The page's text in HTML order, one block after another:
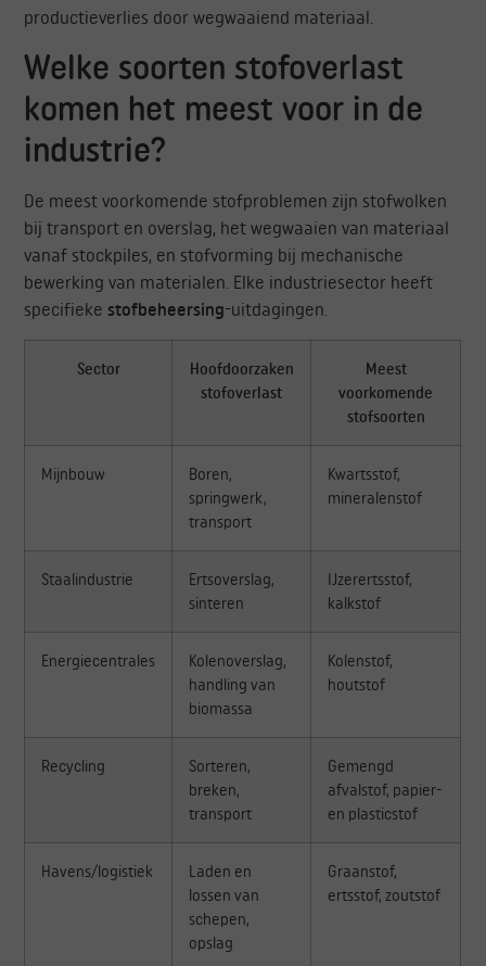
productieverlies door wegwaaiend materiaal.
Welke soorten stofoverlast
komen het meest voor in de
industrie?
De meest voorkomende stofproblemen zijn stofwolken
bij transport en overslag, het wegwaaien van materiaal
vanaf stockpiles, en stofvorming bij mechanische
bewerking van materialen. Elke industriesector heeft
specifiekestofbeheersing-uitdagingen.
Sector
Hoofdoorzaken
stofoverlast
Meest
voorkomende
stofsoorten
Mijnbouw
Boren,
springwerk,
transport
Kwartsstof,
mineralenstof
Staalindustrie
Ertsoverslag,
sinteren
IJzerertsstof,
kalkstof
Energiecentrales
Kolenoverslag,
handling van
biomassa
Kolenstof,
houtstof
Recycling
Sorteren,
breken,
transport
Gemengd
afvalstof, papier-
en plasticstof
Havens/logistiek
Laden en
lossen van
schepen,
opslag
Graanstof,
ertsstof, zoutstof